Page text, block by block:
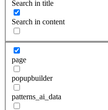
Search in title
Search in content
page
popupbuilder
patterns_ai_data